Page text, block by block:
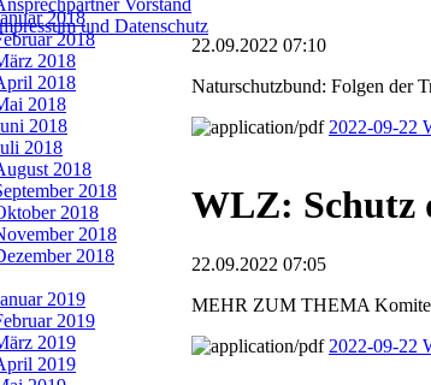
Vorstand
und Datenschutz
2018
2018
2018
2018
2018
2018
2018
2018
2018
2018
2018
2018
2019
2019
2019
2019
22.09.2022 07:10
Naturschutzbund: Folgen der
2022-09-22
WLZ: Schutz
22.09.2022 07:05
MEHR ZUM THEMA
2022-09-22